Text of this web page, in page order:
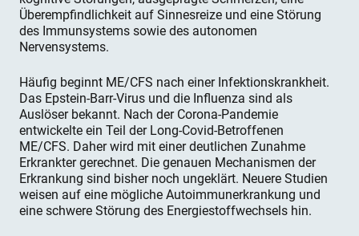
Überempfindlichkeit auf Sinnesreize und eine Störung
des Immunsystems sowie des autonomen
Nervensystems.
Häufig beginnt ME/CFS nach einer Infektionskrankheit.
Das Epstein-Barr-Virus und die Influenza sind als
Auslöser bekannt. Nach der Corona-Pandemie
entwickelte ein Teil der Long-Covid-Betroffenen
ME/CFS. Daher wird mit einer deutlichen Zunahme
Erkrankter gerechnet. Die genauen Mechanismen der
Erkrankung sind bisher noch ungeklärt. Neuere Studien
weisen auf eine mögliche Autoimmunerkrankung und
eine schwere Störung des Energiestoffwechsels hin.